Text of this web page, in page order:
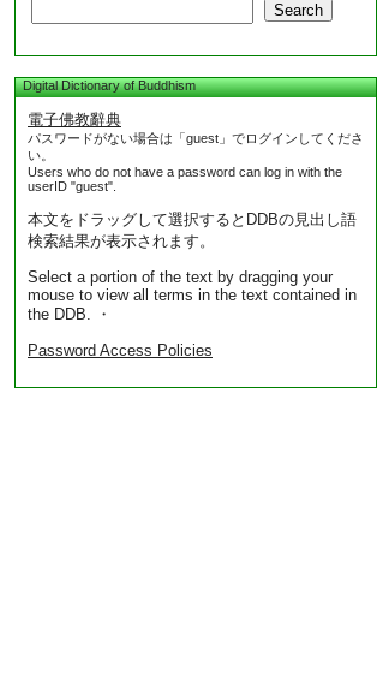
Search
Digital Dictionary of Buddhism
電子佛教辭典
パスワードがない場合は「guest」でログインしてくださ
い。
Users who do not have a password can log in with the
userID "guest".
本文をドラッグして選択するとDDBの見出し語
検索結果が表示されます。
Select a portion of the text by dragging your
mouse to view all terms in the text contained in
the DDB. ・
Password Access Policies